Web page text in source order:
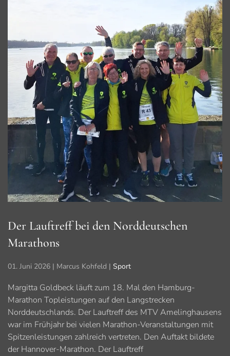
Der Lauftreff bei den Norddeutschen
Marathons
01. Juni 2026 | Marcus Kohfeld | Sport
Margitta Goldbeck läuft zum 18. Mal den Hamburg-
Marathon Topleistungen auf den Langstrecken
Norddeutschlands. Der Lauftreff des MTV Amelinghausens
war im Frühjahr bei vielen Marathon-Veranstaltungen mit
Spitzenleistungen zahlreich vertreten. Den Auftakt bildete
der Hannover-Marathon. Der Lauftreff